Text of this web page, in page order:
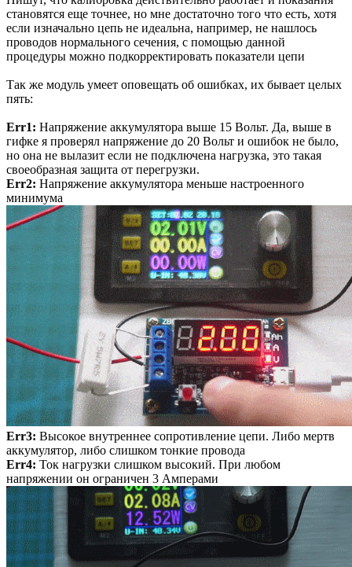
становятся еще точнее, но мне достаточно того что есть, хотя
если изначально цепь не идеальна, например, не нашлось
проводов нормального сечения, с помощью данной
процедуры можно подкорректировать показатели цепи
Так же модуль умеет оповещать об ошибках, их бывает целых
пять:
Err1: Напряжение аккумулятора выше 15 Вольт. Да, выше в
гифке я проверял напряжение до 20 Вольт и ошибок не было,
но она не вылазит если не подключена нагрузка, это такая
своеобразная защита от перегрузки.
Err2: Напряжение аккумулятора меньше настроенного
минимума
Err3: Высокое внутреннее сопротивление цепи. Либо мертв
аккумулятор, либо слишком тонкие провода
Err4: Ток нагрузки слишком высокий. При любом
напряжении он ограничен 3 Амперами